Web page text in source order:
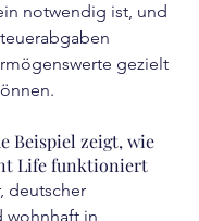
notwendig ist, und
gezielt
Beispiel zeigt, wie
Life funktioniert
deutscher
wohnhaft in